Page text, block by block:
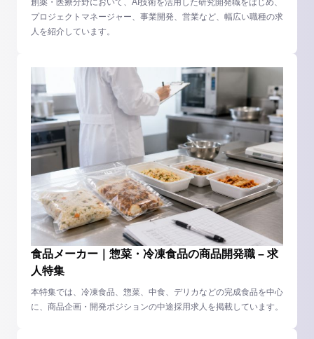
創薬・医療分野において、AI技術を活用した研究開発職をはじめ、
プロジェクトマネージャー、事業開発、営業など、幅広い職種の求
人を紹介しています。
食品メーカー｜惣菜・冷凍食品の商品開発職 – 求
人特集
本特集では、冷凍食品、惣菜、中食、デリカなどの完成食品を中心
に、商品企画・開発ポジションの中途採用求人を掲載しています。